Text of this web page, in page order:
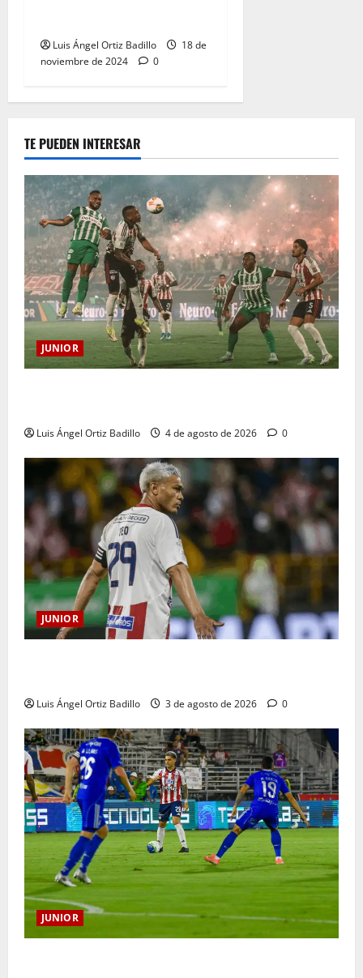
Luis Ángel Ortiz Badillo
18 de
noviembre de 2024
0
TE PUEDEN INTERESAR
JUNIOR
Luis Ángel Ortiz Badillo 4 de agosto de 2026 0
JUNIOR
Luis Ángel Ortiz Badillo 3 de agosto de 2026 0
JUNIOR